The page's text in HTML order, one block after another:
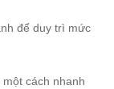
để duy trì mức
cách nhanh